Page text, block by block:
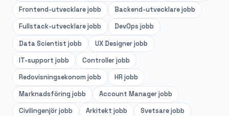
Frontend-utvecklarejobb Backend-utvecklarejobb
Fullstack-utvecklarejobb DevOps jobb
Data Scientist jobb UX Designerjobb
IT-support jobb Controllerjobb
Redovisningsekonom jobb HR jobb
Marknadsföring jobb Account Managerjobb
Civilingenjörjobb Arkitekt jobb Svetsarejobb